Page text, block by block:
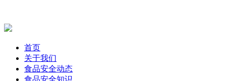
首页
关于我们
食品安全动态
食品安全知识